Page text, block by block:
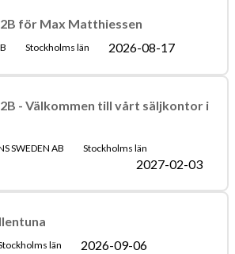
för Max Matthiessen
Stockholms län 2026-08-17
- Välkommen till vårt säljkontor i
SWEDEN AB Stockholms län
2027-02-03
län 2026-09-06